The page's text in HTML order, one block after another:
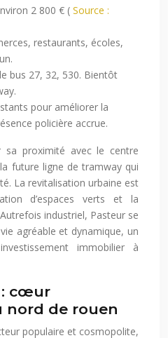
2 800 € ( Source :
restaurants, écoles,
bus 27, 32, 530. Bientôt
pour améliorer la
policière accrue.
sa proximité avec le centre
future ligne de tramway qui
La revitalisation urbaine est
d’espaces verts et la
industriel, Pasteur se
agréable et dynamique, un
immobilier à
: cœur
nord de rouen
populaire et cosmopolite,